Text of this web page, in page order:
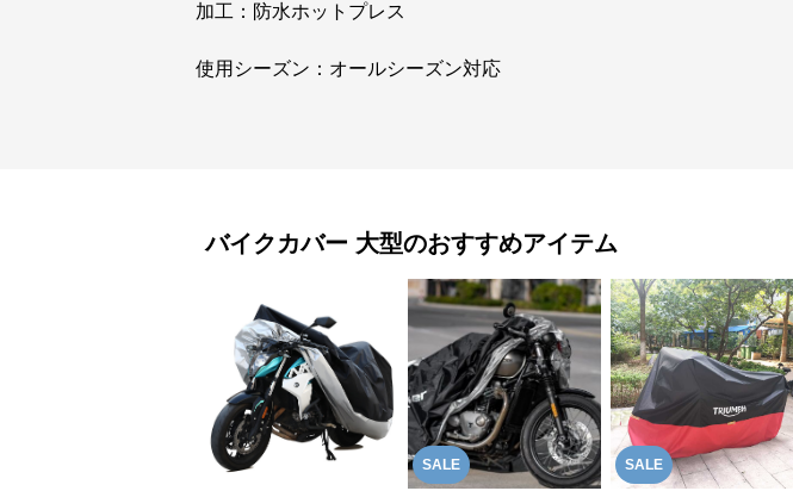
加工：防水ホットプレス
使用シーズン：オールシーズン対応
バイクカバー 大型のおすすめアイテム
SALE SALE